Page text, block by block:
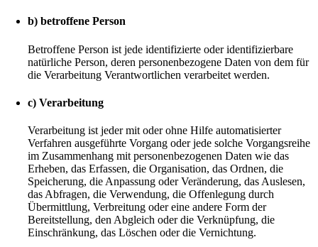
b) betroffene Person
Betroffene Person ist jede identifizierte oder identifizierbare
natürliche Person, deren personenbezogene Daten von dem für
die Verarbeitung Verantwortlichen verarbeitet werden.
c) Verarbeitung
Verarbeitung ist jeder mit oder ohne Hilfe automatisierter
Verfahren ausgeführte Vorgang oder jede solche Vorgangsreihe
im Zusammenhang mit personenbezogenen Daten wie das
Erheben, das Erfassen, die Organisation, das Ordnen, die
Speicherung, die Anpassung oder Veränderung, das Auslesen,
das Abfragen, die Verwendung, die Offenlegung durch
Übermittlung, Verbreitung oder eine andere Form der
Bereitstellung, den Abgleich oder die Verknüpfung, die
Einschränkung, das Löschen oder die Vernichtung.